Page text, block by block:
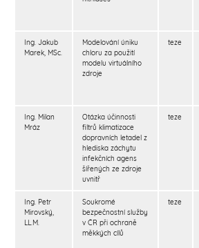
Ing. Jakub
Marek, MSc.
Modelování úniku
chloru za použití
modelu virtuálního
zdroje
teze
Ing. Milan
Mráz
Otázka účinnosti
filtrů klimatizace
dopravních letadel z
hlediska záchytu
infekčních agens
šířených ze zdroje
uvnitř
teze
Ing. Petr
Mirovský,
LL.M.
Soukromé
bezpečnostní služby
v ČR při ochraně
měkkých cílů
teze